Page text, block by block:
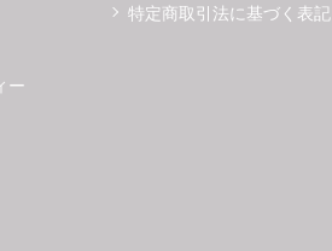
ー
特定商取引法に基づく表記